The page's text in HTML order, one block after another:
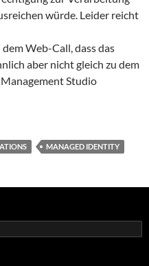
würde. Leider reicht
Web-Call, dass das
aber nicht gleich zu dem
Management Studio
MANAGED IDENTITY